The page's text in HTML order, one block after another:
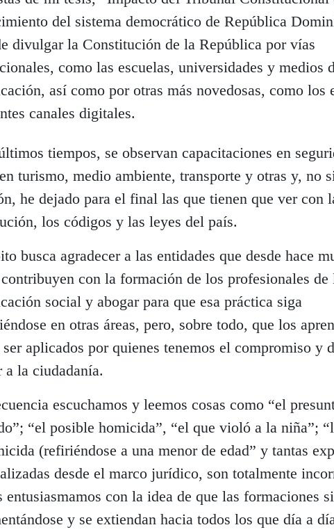
del sistema democrático de República
divulgar la Constitución de la República por vías
como las escuelas, universidades y medios
así como por otras más novedosas, como los
canales digitales.
tiempos, se observan capacitaciones en
turismo, medio ambiente, transporte y otras y, no
he dejado para el final las que tienen que ver con
los códigos y las leyes del país.
busca agradecer a las entidades que desde hace
con la formación de los profesionales de
social y abogar para que esa práctica siga
en otras áreas, pero, sobre todo, que los
ser aplicados por quienes tenemos el compromiso y
a la ciudadanía.
escuchamos y leemos cosas como “el
“el posible homicida”, “el que violó a la niña”;
(refiriéndose a una menor de edad” y tantas
desde el marco jurídico, son totalmente
entusiasmamos con la idea de que las formaciones
y se extiendan hacia todos los que día a